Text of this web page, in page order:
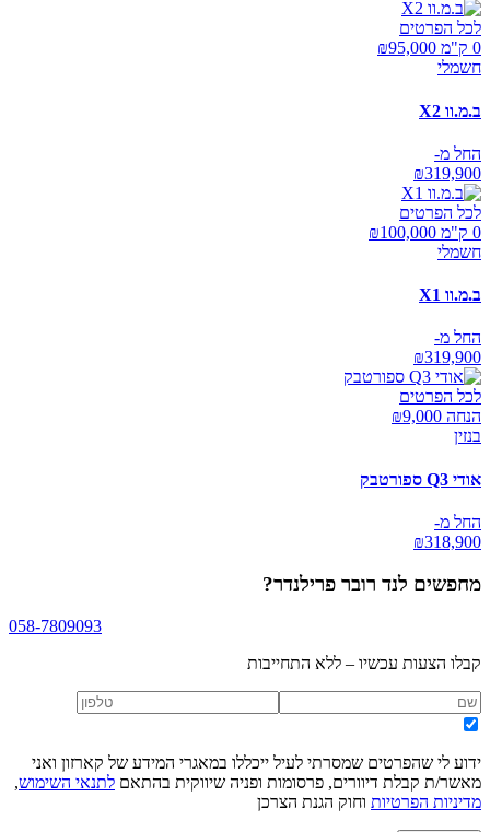
לכל הפרטים
0 ק"מ ₪
95,000
חשמלי
ב.מ.וו X2
החל מ-
₪319,900
לכל הפרטים
0 ק"מ ₪
100,000
חשמלי
ב.מ.וו X1
החל מ-
₪319,900
לכל הפרטים
הנחה ₪ 9,000
בנזין
אודי Q3 ספורטבק
החל מ-
₪318,900
מחפשים לנד רובר פרילנדר?
058-7809093
קבלו הצעות עכשיו – ללא התחייבות
ידוע לי שהפרטים שמסרתי לעיל ייכללו במאגרי המידע של קארזון ואני
מאשר/ת קבלת דיוורים, פרסומות ופניה שיווקית בהתאם לתנאי השימוש,
מדיניות הפרטיות וחוק הגנת הצרכן